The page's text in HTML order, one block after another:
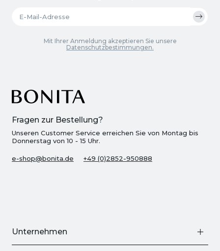
Fragen zur Bestellung?
Unseren Customer Service erreichen Sie von Montag bis
Donnerstag von 10 - 15 Uhr.
e-shop@bonita.de +49 (0)2852-950888
Mit Ihrer Anmeldung akzeptieren Sie unsere
Datenschutzbestimmungen.
Unternehmen